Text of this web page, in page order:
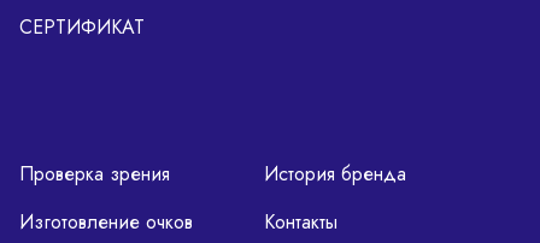
СЕРТИФИКАТ
Проверка зрения
Изготовление очков
История бренда
Контакты